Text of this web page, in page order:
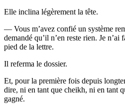
Elle inclina légèrement la tête.
— Vous m’avez confié un système
demandé qu’il n’en reste rien. Je
pied de la lettre.
Il referma le dossier.
Et, pour la première fois depuis
dire, ni en tant que cheikh, ni en tant
gagné.